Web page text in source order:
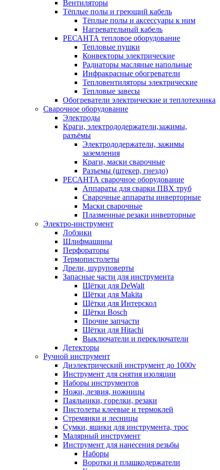
Вентиляторы
Тёплые полы и греющий кабель
Тёплые полы и аксессуары к ним
Нагревательный кабель
РЕСАНТА тепловое оборудование
Тепловые пушки
Конвекторы электрические
Радиаторы масляные напольные
Инфракрасные обогреватели
Тепловентиляторы электрические
Тепловые завесы
Обогреватели электрические и теплотехника
Сварочное оборудование
Электроды
Краги, электрододержатели,зажимы,
разъёмы
Электрододержатели, зажимы
заземления
Краги, маски сварочные
Разъемы (штекер, гнездо)
РЕСАНТА сварочное оборудование
Аппараты для сварки ПВХ труб
Сварочные аппараты инверторные
Маски сварочные
Плазменные резаки инверторные
Электро-инструмент
Лобзики
Шлифмашины
Перфораторы
Термопистолеты
Дрели, шуруповерты
Запасные части для инструмента
Щётки для DeWalt
Щётки для Makita
Щётки для Интерскол
Щётки Bosch
Прочие запчасти
Щётки для Hitachi
Выключатели и переключатели
Детекторы
Ручной инструмент
Диэлектрический инструмент до 1000v
Инструмент для снятия изоляции
Наборы инструментов
Ножи, лезвия, ножницы
Паяльники, горелки, резаки
Пистолеты клеевые и термоклей
Стремянки и лесницы
Сумки, ящики для инструмента, трос
Малярный инструмент
Инструмент для нанесения резьбы
Наборы
Воротки и плашкодержатели